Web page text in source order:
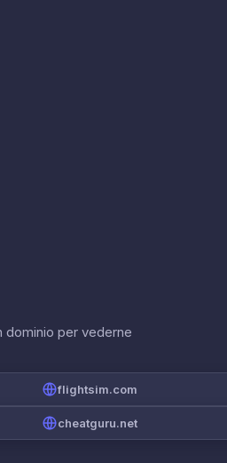
dominio per vederne
flightsim.com
cheatguru.net